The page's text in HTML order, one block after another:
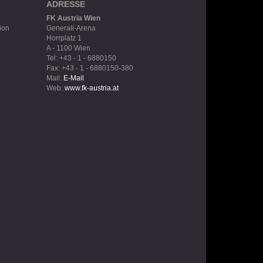
ADRESSE
FK Austria Wien
Generali-Arena
Horrplatz 1
A - 1100 Wien
Tel: +43 - 1 - 6880150
Fax: +43 - 1 - 6880150-380
Mail: E-Mail
Web: www.fk-austria.at